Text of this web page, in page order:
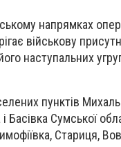
напрямках
військову
наступальних
пунктів
Басівка Сумської
Стариця,